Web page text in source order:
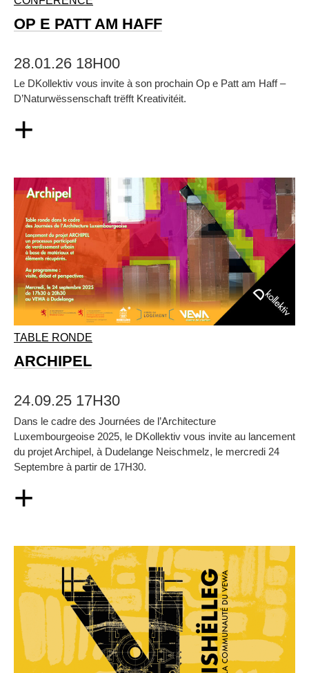
OP E PATT AM HAFF
28.01.26 18H00
Le DKollektiv vous invite à son prochain Op e Patt am Haff –
D’Naturwëssenschaft trëfft Kreativitéit.
+
TABLE RONDE
ARCHIPEL
24.09.25 17H30
Dans le cadre des Journées de l’Architecture
Luxembourgeoise 2025, le DKollektiv vous invite au lancement
du projet Archipel, à Dudelange Neischmelz, le mercredi 24
Septembre à partir de 17H30.
+